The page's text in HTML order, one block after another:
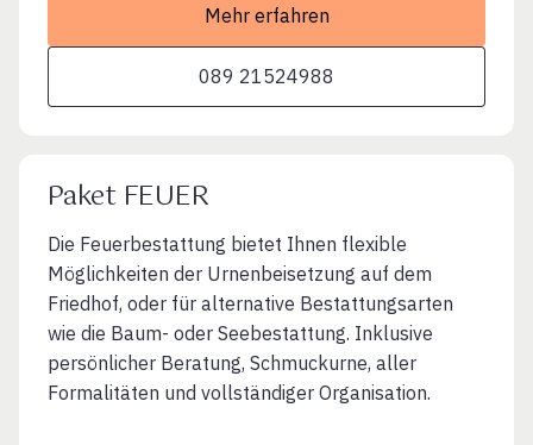
Mehr erfahren
089 21524988
Paket FEUER
Die Feuerbestattung bietet Ihnen flexible
Möglichkeiten der Urnenbeisetzung auf dem
Friedhof, oder für alternative Bestattungsarten
wie die Baum- oder Seebestattung. Inklusive
persönlicher Beratung, Schmuckurne, aller
Formalitäten und vollständiger Organisation.